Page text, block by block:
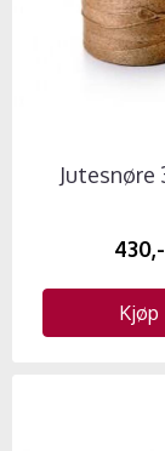
Jutesnøre
430,-
Kjøp